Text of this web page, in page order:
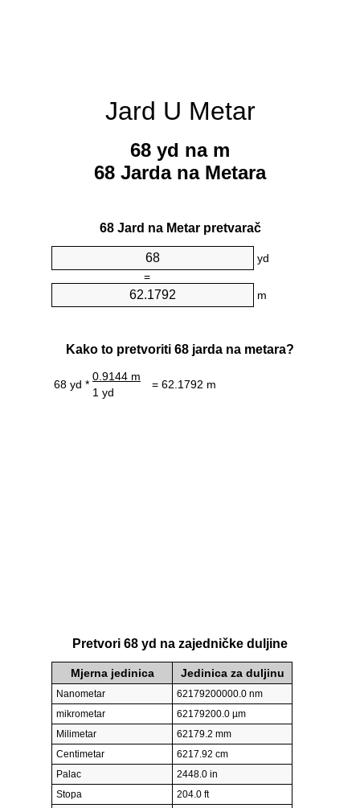
Jard U Metar
68 yd na m
68 Jarda na Metara
68 Jard na Metar pretvarač
yd
=
m
Kako to pretvoriti 68 jarda na metara?
68 yd *
0.9144 m
= 62.1792 m
1 yd
Pretvori 68 yd na zajedničke duljine
Mjerna jedinica Jedinica za duljinu
Nanometar
62179200000.0 nm
mikrometar
62179200.0 µm
Milimetar
62179.2 mm
Centimetar
6217.92 cm
Palac
2448.0 in
Stopa
204.0 ft